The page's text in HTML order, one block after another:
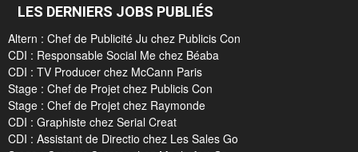
LES DERNIERS JOBS PUBLIÉS
Altern : Chef de Publicité Ju chez Publicis Con
CDI : Responsable Social Me chez Béaba
CDI : TV Producer chez McCann Paris
Stage : Chef de Projet chez Publicis Con
Stage : Chef de Projet chez Raymonde
CDI : Graphiste chez Serial Creat
CDI : Assistant de Directio chez Les Sales Go